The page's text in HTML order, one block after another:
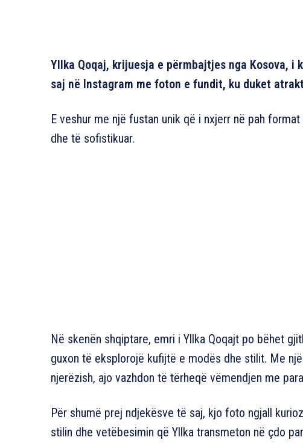
Yllka Qoqaj, krijuesja e përmbajtjes nga Kosova,
saj në Instagram me foton e fundit, ku duket
E veshur me një fustan unik që i nxjerr në pah
dhe të sofistikuar.
Në skenën shqiptare, emri i Yllka Qoqajt po bëhet
guxon të eksplorojë kufijtë e modës dhe stilit. Me
njerëzish, ajo vazhdon të tërheqë vëmendjen me
Për shumë prej ndjekësve të saj, kjo foto ngjall
stilin dhe vetëbesimin që Yllka transmeton në çdo